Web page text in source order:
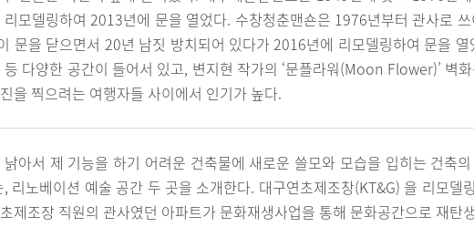
리모델링하여 2013년에 문을 열었다. 수창청춘맨숀은 1976년부터 관사로
문을 닫으면서 20년 남짓 방치되어 있다가 2016년에 리모델링하여 문을 열
다양한 공간이 들어서 있고, 변지현 작가의 ‘문플라워(Moon Flower)’ 벽
을 찍으려는 여행자들 사이에서 인기가 높다.
낡아서 제 기능을 하기 어려운 건축물에 새로운 쓸모와 모습을 입히는 건축
리노베이션 예술 공간 두 곳을 소개한다. 대구연초제조창(KT&G) 을 리모델
제조장 직원의 관사였던 아파트가 문화재생사업을 통해 문화공간으로 재탄